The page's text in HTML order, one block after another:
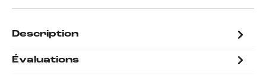
Description
Évaluations